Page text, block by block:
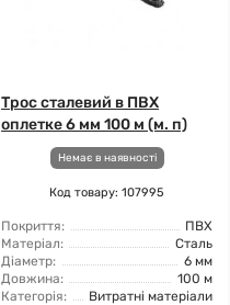
Трос сталевий в ПВХ
оплетке 6 мм 100 м (м. п)
Немає в наявності
Код товару: 107995
Покриття:
ПВХ
Матеріал:
Сталь
Діаметр:
6 мм
Довжина:
100 м
Категорія:
Витратні матеріали